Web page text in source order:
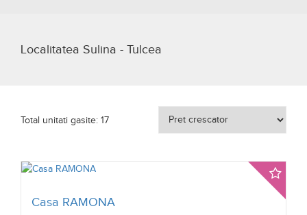
Localitatea Sulina - Tulcea
Total unitati gasite: 17
Casa RAMONA